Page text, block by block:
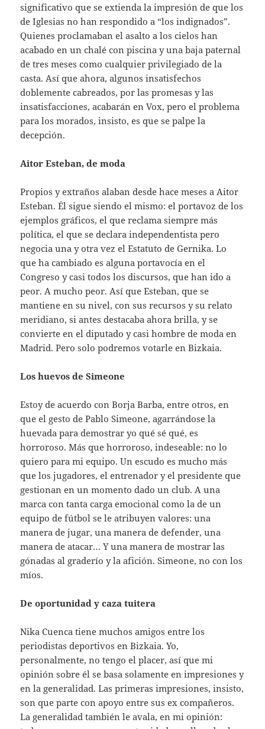
significativo que se extienda la impresión de que los
de Iglesias no han respondido a “los indignados”.
Quienes proclamaban el asalto a los cielos han
acabado en un chalé con piscina y una baja paternal
de tres meses como cualquier privilegiado de la
casta. Así que ahora, algunos insatisfechos
doblemente cabreados, por las promesas y las
insatisfacciones, acabarán en Vox, pero el problema
para los morados, insisto, es que se palpe la
decepción.
Aitor Esteban, de moda
Propios y extraños alaban desde hace meses a Aitor
Esteban. Él sigue siendo el mismo: el portavoz de los
ejemplos gráficos, el que reclama siempre más
política, el que se declara independentista pero
negocia una y otra vez el Estatuto de Gernika. Lo
que ha cambiado es alguna portavocía en el
Congreso y casi todos los discursos, que han ido a
peor. A mucho peor. Así que Esteban, que se
mantiene en su nivel, con sus recursos y su relato
meridiano, si antes destacaba ahora brilla, y se
convierte en el diputado y casi hombre de moda en
Madrid. Pero solo podremos votarle en Bizkaia.
Los huevos de Simeone
Estoy de acuerdo con Borja Barba, entre otros, en
que el gesto de Pablo Simeone, agarrándose la
huevada para demostrar yo qué sé qué, es
horroroso. Más que horroroso, indeseable: no lo
quiero para mi equipo. Un escudo es mucho más
que los jugadores, el entrenador y el presidente que
gestionan en un momento dado un club. A una
marca con tanta carga emocional como la de un
equipo de fútbol se le atribuyen valores: una
manera de jugar, una manera de defender, una
manera de atacar… Y una manera de mostrar las
gónadas al graderío y la afición. Simeone, no con los
míos.
De oportunidad y caza tuitera
Nika Cuenca tiene muchos amigos entre los
periodistas deportivos en Bizkaia. Yo,
personalmente, no tengo el placer, así que mi
opinión sobre él se basa solamente en impresiones y
en la generalidad. Las primeras impresiones, insisto,
son que parte con apoyo entre sus ex compañeros.
La generalidad también le avala, en mi opinión: